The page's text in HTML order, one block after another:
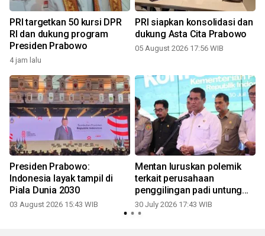
PRI targetkan 50 kursi DPR
RI dan dukung program
Presiden Prabowo
4 jam lalu
PRI siapkan konsolidasi dan
dukung Asta Cita Prabowo
05 August 2026 17:56 WIB
Presiden Prabowo:
Indonesia layak tampil di
Piala Dunia 2030
03 August 2026 15:43 WIB
Mentan luruskan polemik
terkait perusahaan
penggilingan padi untung
Rp2 triliun
30 July 2026 17:43 WIB